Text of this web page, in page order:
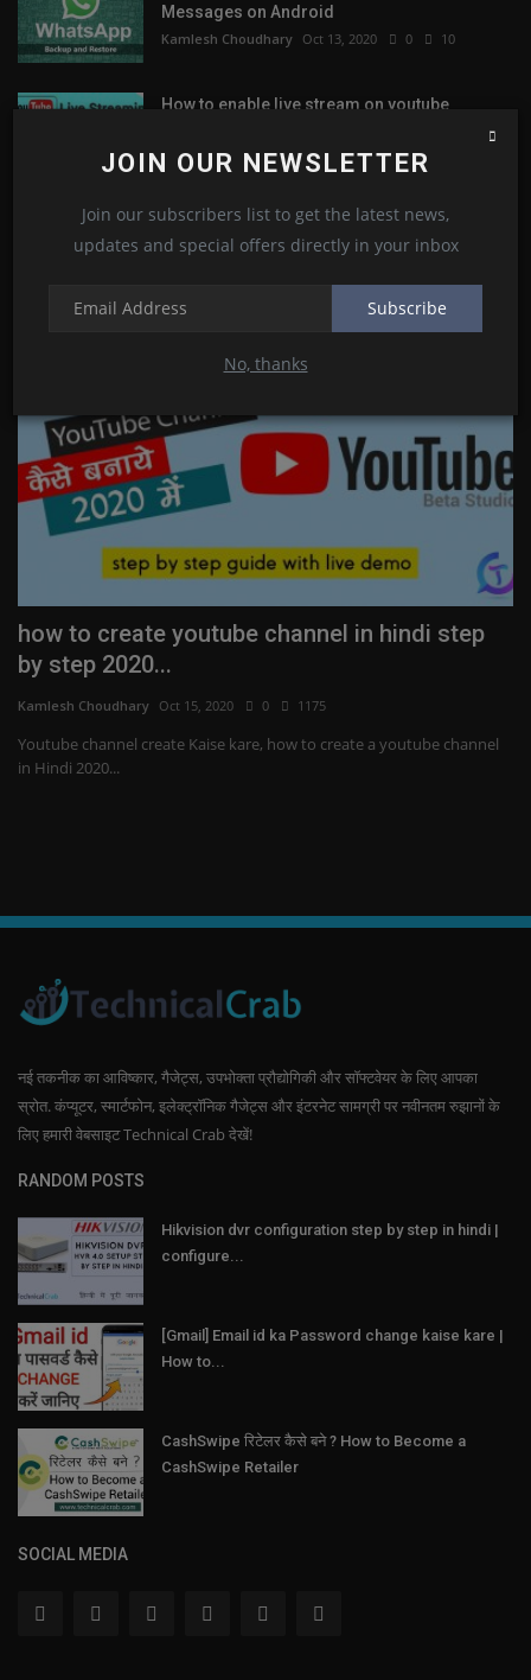
JOIN OUR NEWSLETTER
Join our subscribers list to get the latest news,
updates and special offers directly in your inbox
Subscribe
No, thanks
Messages on Android
Kamlesh Choudhary Oct 13, 2020 0 10
How to enable live stream on youtube
Kamlesh Choudhary Oct 16, 2020 0
RANDOM POSTS
how to create youtube channel in hindi step
by step 2020...
Kamlesh Choudhary Oct 15, 2020 0 1175
Youtube channel create Kaise kare, how to create a youtube channel
in Hindi 2020...
नई तकनीक का आविष्कार, गैजेट्स, उपभोक्ता प्रौद्योगिकी और सॉफ्टवेयर के लिए आपका
स्रोत. कंप्यूटर, स्मार्टफोन, इलेक्ट्रॉनिक गैजेट्स और इंटरनेट सामग्री पर नवीनतम रुझानों के
लिए हमारी वेबसाइट Technical Crab देखें!
RANDOM POSTS
Hikvision dvr configuration step by step in hindi |
configure...
[Gmail] Email id ka Password change kaise kare |
How to...
CashSwipe रिटेलर कैसे बने ? How to Become a
CashSwipe Retailer
SOCIAL MEDIA